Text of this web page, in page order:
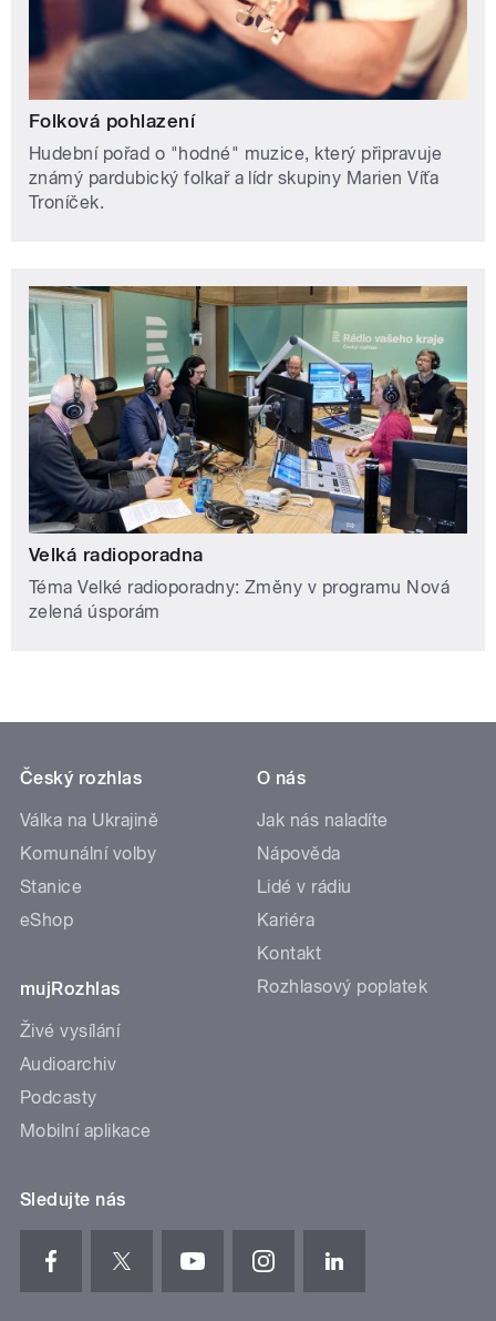
Folková pohlazení
Hudební pořad o "hodné" muzice, který připravuje
známý pardubický folkař a lídr skupiny Marien Víťa
Troníček.
Velká radioporadna
Téma Velké radioporadny: Změny v programu Nová
zelená úsporám
Český rozhlas
Válka na Ukrajině
Komunální volby
Stanice
eShop
mujRozhlas
Živé vysílání
Audioarchiv
Podcasty
Mobilní aplikace
O nás
Jak nás naladíte
Nápověda
Lidé v rádiu
Kariéra
Kontakt
Rozhlasový poplatek
Sledujte nás